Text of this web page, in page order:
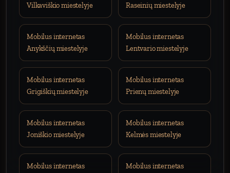
Vilkaviškio miestelyje
Raseinių miestelyje
Mobilus internetas
Anykščių miestelyje
Mobilus internetas
Lentvario miestelyje
Mobilus internetas
Grigiškių miestelyje
Mobilus internetas
Prienų miestelyje
Mobilus internetas
Joniškio miestelyje
Mobilus internetas
Kelmės miestelyje
Mobilus internetas Mobilus internetas